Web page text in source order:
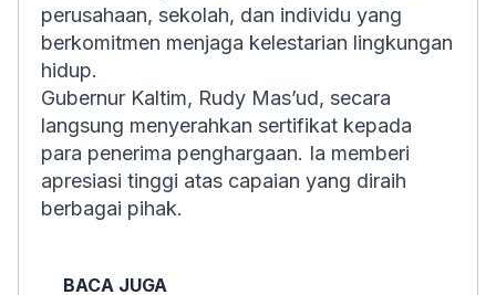
perusahaan, sekolah, dan individu yang
berkomitmen menjaga kelestarian lingkungan
hidup.
Gubernur Kaltim, Rudy Mas’ud, secara
langsung menyerahkan sertifikat kepada
para penerima penghargaan. Ia memberi
apresiasi tinggi atas capaian yang diraih
berbagai pihak.
BACA JUGA